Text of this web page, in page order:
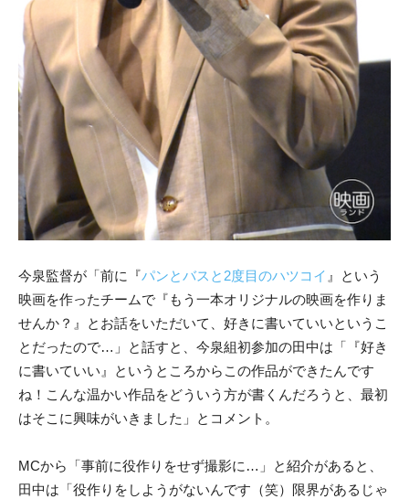
今泉監督が「前に『パンとバスと2度目のハツコイ 』という
映画を作ったチームで『もう一本オリジナルの映画を作りま
せんか？』とお話をいただいて、好きに書いていいというこ
とだったので…」と話すと、今泉組初参加の田中は「『好き
に書いていい』というところからこの作品ができたんです
ね！こんな温かい作品をどういう方が書くんだろうと、最初
はそこに興味がいきました」とコメント。
MCから「事前に役作りをせず撮影に…」と紹介があると、
田中は「役作りをしようがないんです（笑）限界があるじゃ